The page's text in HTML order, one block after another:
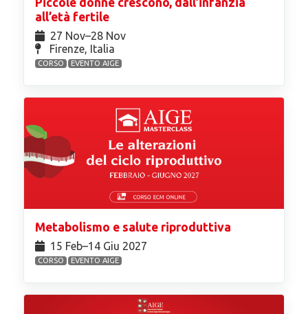
all’età fertile
27 Nov⁠–28 Nov
Firenze, Italia
CORSO EVENTO AIGE
Metabolismo e salute riproduttiva
15 Feb⁠–14 Giu 2027
CORSO EVENTO AIGE